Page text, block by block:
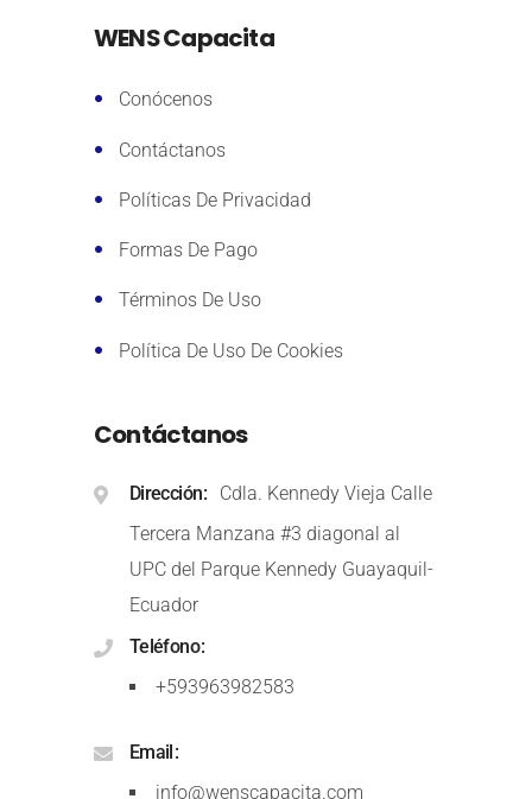
WENS Capacita
Conócenos
Contáctanos
Políticas De Privacidad
Formas De Pago
Términos De Uso
Política De Uso De Cookies
Contáctanos
Dirección
Cdla. Kennedy Vieja Calle
Tercera Manzana #3 diagonal al
UPC del Parque Kennedy Guayaquil-
Ecuador
Teléfono
+593963982583
Email
info@wenscapacita.com